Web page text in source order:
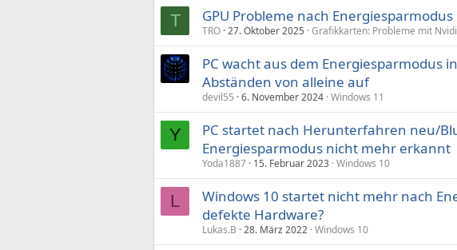
T GPU Probleme nach Energiesparmodus
TRO 27. Oktober 2025 Grafikkarten: Probleme mit
PC wacht aus dem Energiesparmodus
Abständen von alleine auf
devil55 6. November 2024 Windows 11
Y
PC startet nach Herunterfahren neu/
Energiesparmodus nicht mehr erkannt
Yoda1887 15. Februar 2023 Windows 10
L
Windows 10 startet nicht mehr nach
defekte Hardware?
Lukas.B 28. März 2022 Windows 10